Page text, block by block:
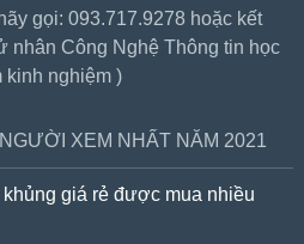
gọi: 093.717.9278 hoặc kết
nhân Công Nghệ Thông tin học
kinh nghiệm )
XEM NHẤT NĂM 2021
giá rẻ được mua nhiều